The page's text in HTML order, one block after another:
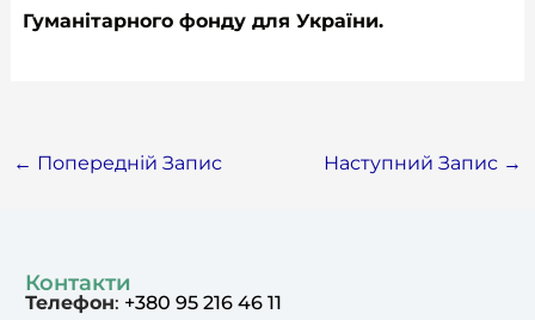
Гуманітарного фонду для України.
← Попередній Запис Наступний Запис →
Контакти
Телефон: +380 95 216 46 11